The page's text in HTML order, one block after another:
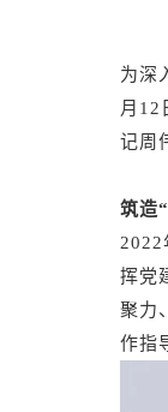
为深
月12
记周
筑造
2022
挥党
聚力
作指